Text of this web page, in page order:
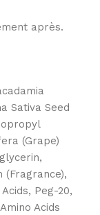
après.
Sativa Seed
(Grape)
Peg-20,
Acids